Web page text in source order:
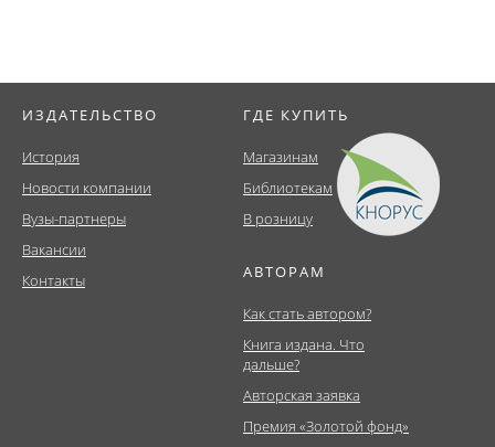
ИЗДАТЕЛЬСТВО
История
Новости компании
Вузы-партнеры
Вакансии
Контакты
ГДЕ КУПИТЬ
Магазинам
Библиотекам
В розницу
АВТОРАМ
Как стать автором?
Книга издана. Что
дальше?
Авторская заявка
Премия «Золотой фонд»